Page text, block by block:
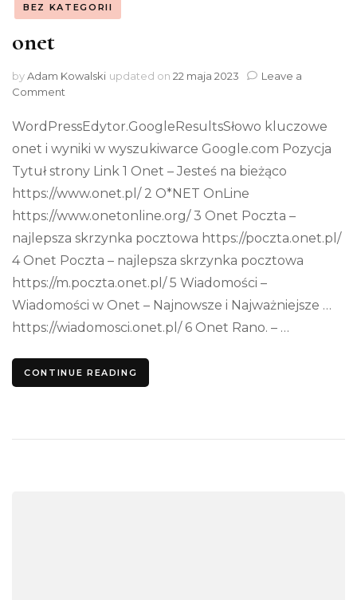
BEZ KATEGORII
onet
byAdam Kowalski updated on 22 maja 2023
Leave a
Comment
WordPressEdytor.GoogleResultsSłowo kluczowe
onet i wyniki w wyszukiwarce Google.com Pozycja
Tytuł strony Link 1 Onet – Jesteś na bieżąco
https://www.onet.pl/ 2 O*NET OnLine
https://www.onetonline.org/ 3 Onet Poczta –
najlepsza skrzynka pocztowa https://poczta.onet.pl/
4 Onet Poczta – najlepsza skrzynka pocztowa
https://m.poczta.onet.pl/ 5 Wiadomości –
Wiadomości w Onet – Najnowsze i Najważniejsze …
https://wiadomosci.onet.pl/ 6 Onet Rano. – …
CONTINUE READING